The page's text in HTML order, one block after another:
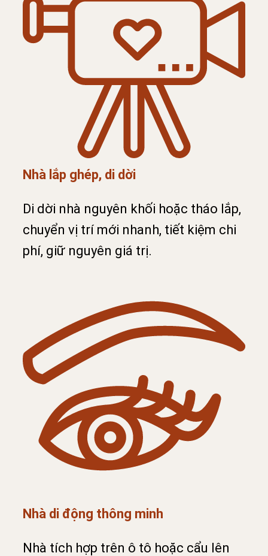
Nhà lắp ghép, di dời
Di dời nhà nguyên khối hoặc tháo lắp,
chuyển vị trí mới nhanh, tiết kiệm chi
phí, giữ nguyên giá trị.
Nhà di động thông minh
Nhà tích hợp trên ô tô hoặc cẩu lên